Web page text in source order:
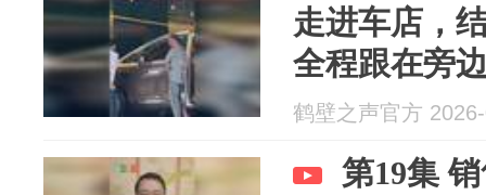
走进车店，
全程跟在旁
要小看穿拖
鹤壁之声官方
第19集